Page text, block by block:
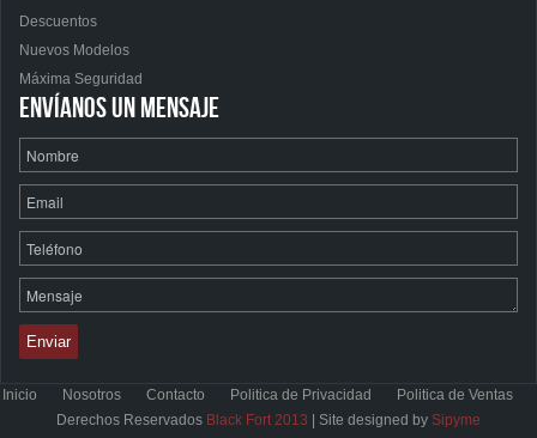
Descuentos
Nuevos Modelos
Máxima Seguridad
ENVÍANOS UN MENSAJE
Inicio Nosotros Contacto Politica de Privacidad
Politica de Ventas
Derechos Reservados Black Fort 2013 | Site designed by Sipyme